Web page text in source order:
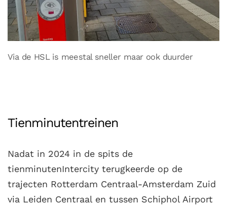
Via de HSL is meestal sneller maar ook duurder
Tienminutentreinen
Nadat in 2024 in de spits de
tienminutenIntercity terugkeerde op de
trajecten Rotterdam Centraal-Amsterdam Zuid
via Leiden Centraal en tussen Schiphol Airport